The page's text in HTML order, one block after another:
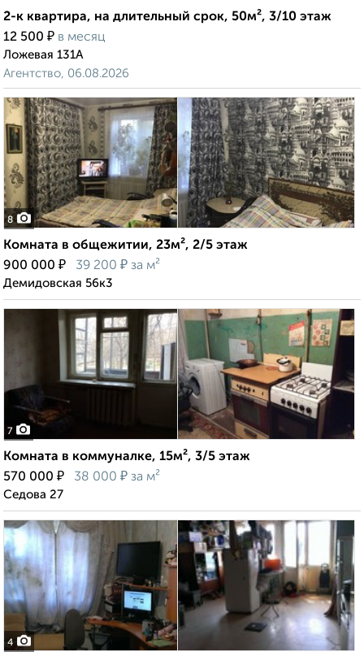
2-к квартира, на длительный срок, 50м², 3/10 этаж
12 500 ₽ в месяц
Ложевая 131А
Агентство, 06.08.2026
8
Комната в общежитии, 23м², 2/5 этаж
900 000 ₽ 39 200 ₽ за м²
Демидовская 56к3
7
Комната в коммуналке, 15м², 3/5 этаж
570 000 ₽ 38 000 ₽ за м²
Седова 27
4